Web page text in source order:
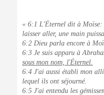
« 6:1 L'Éternel dit à Moïse:
laisser aller, une main
6:2 Dieu parla encore à
6:3 Je suis apparu à
sous mon nom, l'Éternel.
6:4 J'ai aussi établi mon
lequel ils ont séjourné.
6:5 J'ai entendu les